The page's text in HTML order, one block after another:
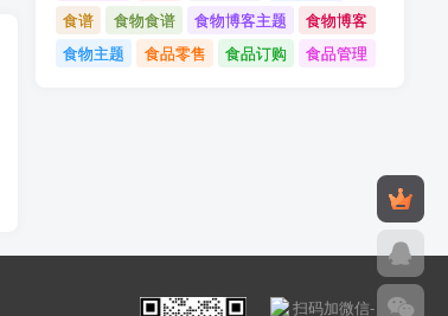
食谱
食物食谱 食物博客主题
食物博客
食物主题
食品零售 食品订购 食品管理